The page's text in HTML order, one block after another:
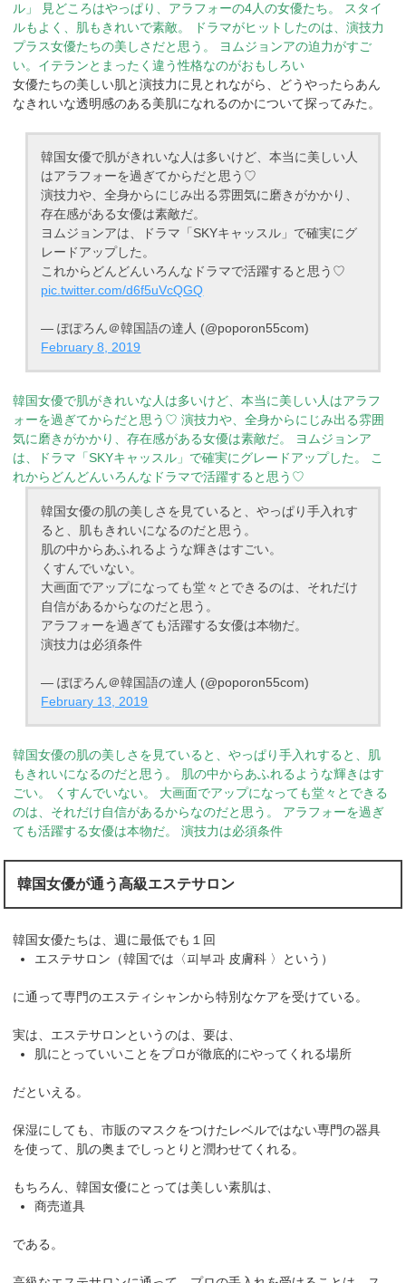
ル」
見どころはやっぱり、アラフォーの4人の女優たち。
スタイ
ルもよく、肌もきれいで素敵。
ドラマがヒットしたのは、演技力
プラス女優たちの美しさだと思う。
ヨムジョンアの迫力がすご
い。イテランとまったく違う性格なのがおもしろい
女優たちの美しい肌と演技力に見とれながら、どうやったらあん
なきれいな透明感のある美肌になれるのかについて探ってみた。
韓国女優で肌がきれいな人は多いけど、本当に美しい人
はアラフォーを過ぎてからだと思う♡
演技力や、全身からにじみ出る雰囲気に磨きがかかり、
存在感がある女優は素敵だ。
ヨムジョンアは、ドラマ「SKYキャッスル」で確実にグ
レードアップした。
これからどんどんいろんなドラマで活躍すると思う♡
pic.twitter.com/d6f5uVcQGQ
— ぽぽろん＠韓国語の達人 (@poporon55com)
February 8, 2019
韓国女優で肌がきれいな人は多いけど、本当に美しい人はアラフ
ォーを過ぎてからだと思う♡ 演技力や、全身からにじみ出る雰囲
気に磨きがかかり、存在感がある女優は素敵だ。
ヨムジョンア
は、ドラマ「SKYキャッスル」で確実にグレードアップした。
こ
れからどんどんいろんなドラマで活躍すると思う♡
韓国女優の肌の美しさを見ていると、やっぱり手入れす
ると、肌もきれいになるのだと思う。
肌の中からあふれるような輝きはすごい。
くすんでいない。
大画面でアップになっても堂々とできるのは、それだけ
自信があるからなのだと思う。
アラフォーを過ぎても活躍する女優は本物だ。
演技力は必須条件
— ぽぽろん＠韓国語の達人 (@poporon55com)
February 13, 2019
韓国女優の肌の美しさを見ていると、やっぱり手入れすると、肌
もきれいになるのだと思う。
肌の中からあふれるような輝きはす
ごい。
くすんでいない。
大画面でアップになっても堂々とできる
のは、それだけ自信があるからなのだと思う。
アラフォーを過ぎ
ても活躍する女優は本物だ。
演技力は必須条件
韓国女優が通う高級エステサロン
韓国女優たちは、週に最低でも１回
エステサロン（韓国では〈피부과 皮膚科 〉という）
に通って専門のエスティシャンから特別なケアを受けている。
実は、エステサロンというのは、要は、
肌にとっていいことをプロが徹底的にやってくれる場所
だといえる。
保湿にしても、市販のマスクをつけたレベルではない専門の器具
を使って、肌の奥までしっとりと潤わせてくれる。
もちろん、韓国女優にとっては美しい素肌は、
商売道具
である。